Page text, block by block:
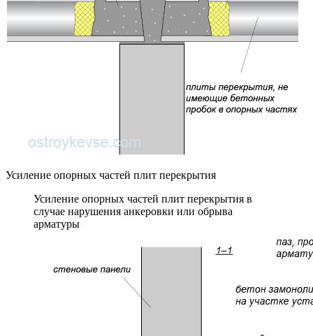
Усиление опорных частей плит перекрытия
Усиление опорных частей плит перекрытия в
случае нарушения анкеровки или обрыва
арматуры